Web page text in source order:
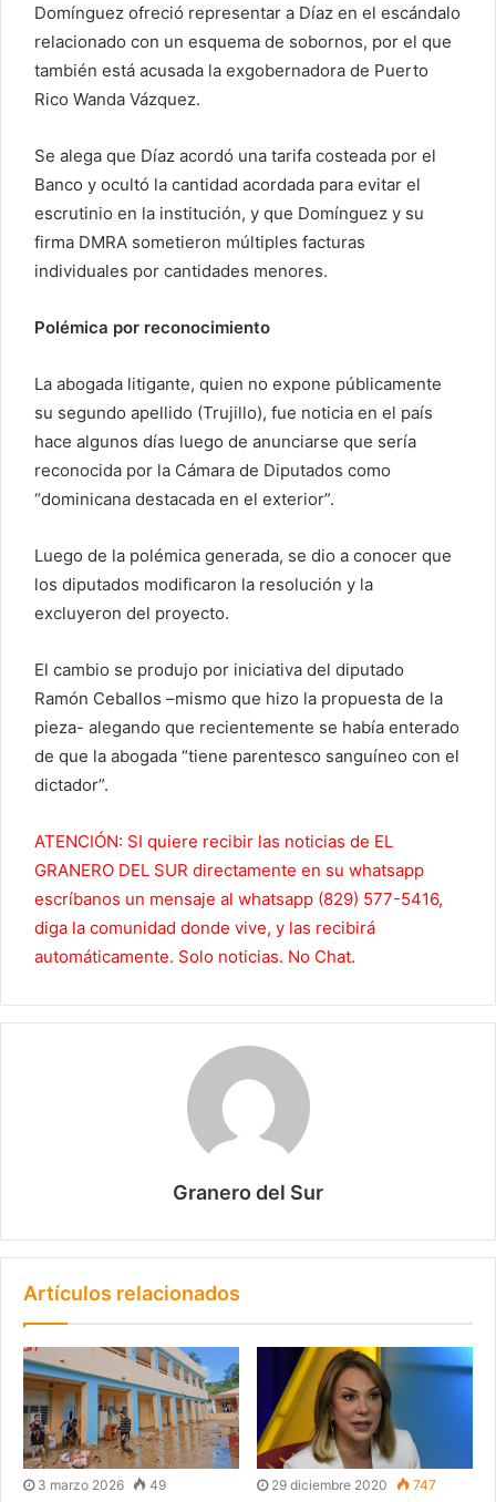
Domínguez ofreció representar a Díaz en el escándalo
relacionado con un esquema de sobornos, por el que
también está acusada la exgobernadora de Puerto
Rico Wanda Vázquez.
Se alega que Díaz acordó una tarifa costeada por el
Banco y ocultó la cantidad acordada para evitar el
escrutinio en la institución, y que Domínguez y su
firma DMRA sometieron múltiples facturas
individuales por cantidades menores.
Polémica por reconocimiento
La abogada litigante, quien no expone públicamente
su segundo apellido (Trujillo), fue noticia en el país
hace algunos días luego de anunciarse que sería
reconocida por la Cámara de Diputados como
“dominicana destacada en el exterior”.
Luego de la polémica generada, se dio a conocer que
los diputados modificaron la resolución y la
excluyeron del proyecto.
El cambio se produjo por iniciativa del diputado
Ramón Ceballos –mismo que hizo la propuesta de la
pieza- alegando que recientemente se había enterado
de que la abogada “tiene parentesco sanguíneo con el
dictador”.
ATENCIÓN: SI quiere recibir las noticias de EL
GRANERO DEL SUR directamente en su whatsapp
escríbanos un mensaje al whatsapp (829) 577-5416,
diga la comunidad donde vive, y las recibirá
automáticamente. Solo noticias. No Chat.
Granero del Sur
Artículos relacionados
3 marzo 2026 49 29 diciembre 2020 747